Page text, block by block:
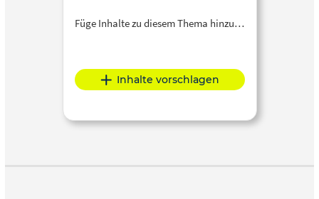
Füge Inhalte zu diesem Thema hinzu…
Inhalte vorschlagen